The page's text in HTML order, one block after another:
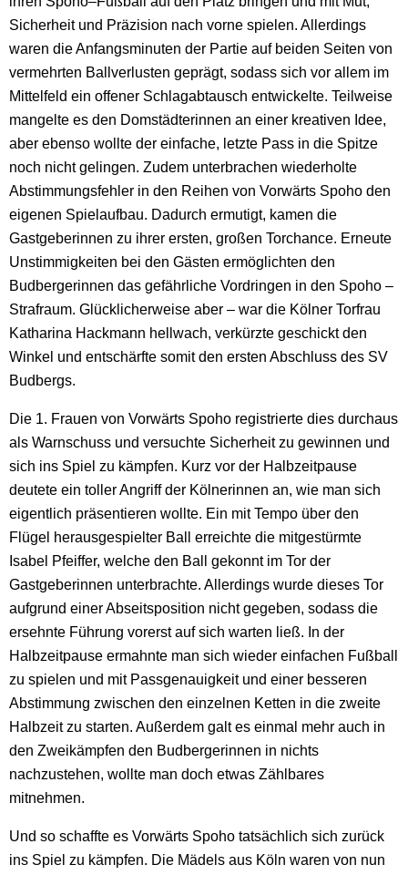
Sicherheit und Präzision nach vorne spielen. Allerdings
waren die Anfangsminuten der Partie auf beiden Seiten von
vermehrten Ballverlusten geprägt, sodass sich vor allem im
Mittelfeld ein offener Schlagabtausch entwickelte. Teilweise
mangelte es den Domstädterinnen an einer kreativen Idee,
aber ebenso wollte der einfache, letzte Pass in die Spitze
noch nicht gelingen. Zudem unterbrachen wiederholte
Abstimmungsfehler in den Reihen von Vorwärts Spoho den
eigenen Spielaufbau. Dadurch ermutigt, kamen die
Gastgeberinnen zu ihrer ersten, großen Torchance. Erneute
Unstimmigkeiten bei den Gästen ermöglichten den
Budbergerinnen das gefährliche Vordringen in den Spoho –
Strafraum. Glücklicherweise aber – war die Kölner Torfrau
Katharina Hackmann hellwach, verkürzte geschickt den
Winkel und entschärfte somit den ersten Abschluss des SV
Budbergs.
Die 1. Frauen von Vorwärts Spoho registrierte dies durchaus
als Warnschuss und versuchte Sicherheit zu gewinnen und
sich ins Spiel zu kämpfen. Kurz vor der Halbzeitpause
deutete ein toller Angriff der Kölnerinnen an, wie man sich
eigentlich präsentieren wollte. Ein mit Tempo über den
Flügel herausgespielter Ball erreichte die mitgestürmte
Isabel Pfeiffer, welche den Ball gekonnt im Tor der
Gastgeberinnen unterbrachte. Allerdings wurde dieses Tor
aufgrund einer Abseitsposition nicht gegeben, sodass die
ersehnte Führung vorerst auf sich warten ließ. In der
Halbzeitpause ermahnte man sich wieder einfachen Fußball
zu spielen und mit Passgenauigkeit und einer besseren
Abstimmung zwischen den einzelnen Ketten in die zweite
Halbzeit zu starten. Außerdem galt es einmal mehr auch in
den Zweikämpfen den Budbergerinnen in nichts
nachzustehen, wollte man doch etwas Zählbares
mitnehmen.
Und so schaffte es Vorwärts Spoho tatsächlich sich zurück
ins Spiel zu kämpfen. Die Mädels aus Köln waren von nun